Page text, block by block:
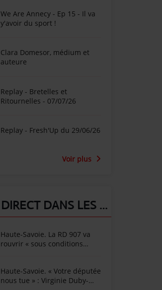
We Are Annecy - Ep 15 - Il va
y'avoir du sport !
Clara Domesor, médium et
auteure
Replay - Bretelles et
Ritournelles - 07/07/26
Replay - Fresh'Up du 29/06/26
Voir plus
L'ACTU EN DIRECT DANS LES ALPES !
Haute-Savoie. La RD 907 va
rouvrir « sous conditions
torentielle
Haute-Savoie. « Votre députée
nous tue » : Virginie Duby-